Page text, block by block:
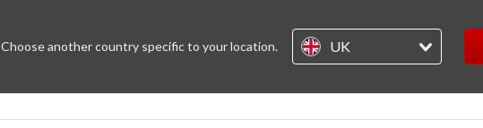
Choose another country specific to your location. UK